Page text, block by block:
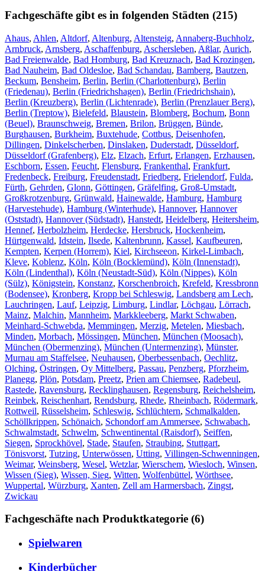
Fachgeschäfte gibt es in folgenden Städten (215)
Ahaus, Ahlen, Altdorf, Altenburg, Altensteig, Annaberg-Buchholz,
Arnbruck, Arnsberg, Aschaffenburg, Aschersleben, Aßlar, Aurich,
Bad Freienwalde, Bad Homburg, Bad Kreuznach, Bad Krozingen,
Bad Nauheim, Bad Oldesloe, Bad Schandau, Bamberg, Bautzen,
Beckum, Bensheim, Berlin, Berlin (Charlottenburg), Berlin
(Friedenau), Berlin (Friedrichshagen), Berlin (Friedrichshain),
Berlin (Kreuzberg), Berlin (Lichtenrade), Berlin (Prenzlauer Berg),
Berlin (Treptow), Bielefeld, Blaustein, Blomberg, Bochum, Bonn
(Beuel), Braunschweig, Bremen, Brilon, Brüggen, Bünde,
Burghausen, Burkheim, Buxtehude, Cottbus, Deisenhofen,
Dillingen, Dinkelscherben, Dinslaken, Duderstadt, Düsseldorf,
Düsseldorf (Grafenberg), Elz, Elzach, Erfurt, Erlangen, Erzhausen,
Eschborn, Essen, Feucht, Flensburg, Frankenthal, Frankfurt,
Fredenbeck, Freiburg, Freudenstadt, Friedberg, Frielendorf, Fulda,
Fürth, Gehrden, Glonn, Göttingen, Gräfelfing, Groß-Umstadt,
Großkrotzenburg, Grünwald, Hainewalde, Hamburg, Hamburg
(Harvestehude), Hamburg (Winterhude), Hannover, Hannover
(Oststadt), Hannover (Südstadt), Hanstedt, Heidelberg, Heitersheim,
Hennef, Herbolzheim, Herdecke, Hersbruck, Hockenheim,
Hürtgenwald, Idstein, Ilsede, Kaltenbrunn, Kassel, Kaufbeuren,
Kempten, Kerpen (Horrem), Kiel, Kirchseeon, Kirkel-Limbach,
Kleve, Koblenz, Köln, Köln (Bocklemünd), Köln (Innenstadt),
Köln (Lindenthal), Köln (Neustadt-Süd), Köln (Nippes), Köln
(Sülz), Königstein, Konstanz, Korschenbroich, Krefeld, Kressbronn
(Bodensee), Kronberg, Kropp bei Schleswig, Landsberg am Lech,
Lauchringen, Lauf, Leipzig, Limburg, Lindlar, Löchgau, Lörrach,
Mainz, Malchin, Mannheim, Markkleeberg, Markt Schwaben,
Meinhard-Schwebda, Memmingen, Merzig, Metelen, Miesbach,
Minden, Morbach, Mössingen, München, München (Moosach),
München (Obermenzing), München (Untermenzing), Münster,
Murnau am Staffelsee, Neuhausen, Oberbessenbach, Oechlitz,
Olching, Östringen, Oy Mittelberg, Passau, Penzberg, Pforzheim,
Planegg, Plön, Potsdam, Preetz, Prien am Chiemsee, Radebeul,
Rastede, Ravensburg, Recklinghausen, Regensburg, Reichelsheim,
Reinbek, Reischenhart, Rendsburg, Rhede, Rheinbach, Rödermark,
Rottweil, Rüsselsheim, Schleswig, Schlüchtern, Schmalkalden,
Schöllkrippen, Schönaich, Schondorf am Ammersee, Schwabach,
Schwalmstadt, Schwelm, Schwentinental (Raisdorf), Seiffen,
Siegen, Sprockhövel, Stade, Staufen, Straubing, Stuttgart,
Tönisvorst, Tutzing, Unterwössen, Utting, Villingen-Schwenningen,
Weimar, Weinsberg, Wesel, Wetzlar, Wierschem, Wiesloch, Winsen,
Wissen (Sieg), Wissen, Sieg, Witten, Wolfenbüttel, Wörthsee,
Wuppertal, Würzburg, Xanten, Zell am Harmersbach, Zingst,
Zwickau
Fachgeschäfte nach Produktkategorie (6)
Spielwaren
Kinderbücher